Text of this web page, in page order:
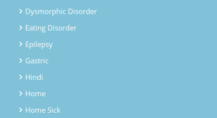
Dysmorphic Disorder
Eating Disorder
Epilepsy
Gastric
Hindi
Home
Home Sick